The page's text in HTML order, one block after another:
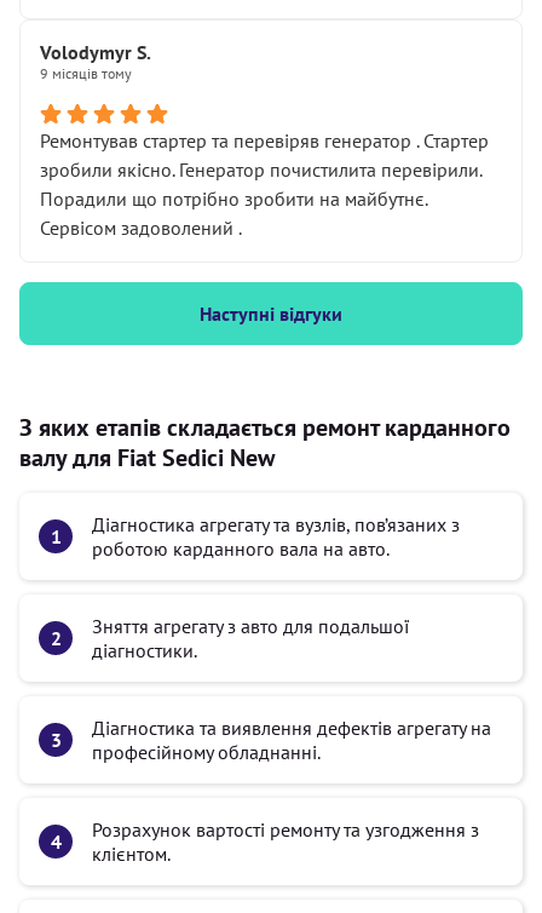
Volodymyr S.
9 місяців тому
Ремонтував стартер та перевіряв генератор . Стартер
зробили якісно. Генератор почистилита перевірили.
Порадили що потрібно зробити на майбутнє.
Сервісом задоволений .
Наступні відгуки
З яких етапів складається ремонт карданного
валу для Fiat Sedici New
Діагностика агрегату та вузлів, пов’язаних з
роботою карданного вала на авто.
Зняття агрегату з авто для подальшої
діагностики.
Діагностика та виявлення дефектів агрегату на
професійному обладнанні.
Розрахунок вартості ремонту та узгодження з
клієнтом.